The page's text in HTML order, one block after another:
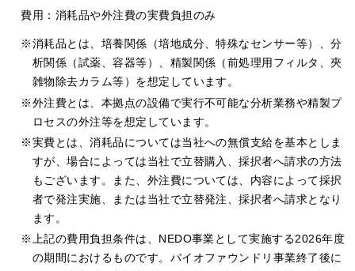
費用：消耗品や外注費の実費負担のみ
消耗品とは、培養関係（培地成分、特殊なセンサー等）、分
析関係（試薬、容器等）、精製関係（前処理用フィルタ、夾
雑物除去カラム等）を想定しています。
外注費とは、本拠点の設備で実行不可能な分析業務や精製プ
ロセスの外注等を想定しています。
実費とは、消耗品については当社への無償支給を基本としま
すが、場合によっては当社で立替購入、採択者へ請求の方法
もございます。また、外注費については、内容によって採択
者で発注実施、または当社で立替発注、採択者へ請求となり
ます。
上記の費用負担条件は、NEDO事業として実施する2026年度
の期間におけるものです。バイオファウンドリ事業終了後に